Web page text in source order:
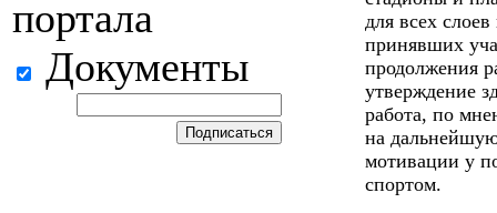
портала
Документы
для всех
принявших
продолжения
утверждение
работа, по
на
мотивации у
спортом.